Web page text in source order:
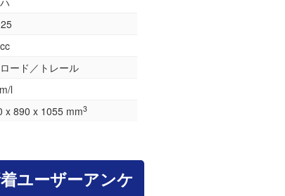
ード／トレール
l
x 890 x 1055 mm3
ユーザーアンケ